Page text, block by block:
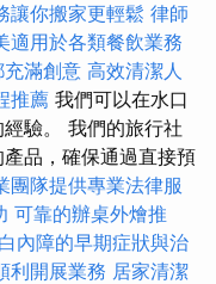
讓你搬家更輕鬆 律師
適用於各類餐飲業務
滿創意 高效清潔人
推薦 我們可以在水口
經驗。 我們的旅行社
品，確保通過直接預
團隊提供專業法律服
可靠的辦桌外燴推
白內障的早期症狀與治
利開展業務 居家清潔